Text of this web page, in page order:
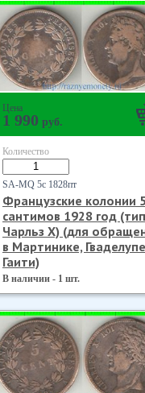
Цена
1 990 руб.
Количество
SA-MQ 5с 1828пт
Французские колонии
сантимов 1928 год
Чарльз Х) (для
в Мартинике,
Гаити)
В наличии - 1 шт.